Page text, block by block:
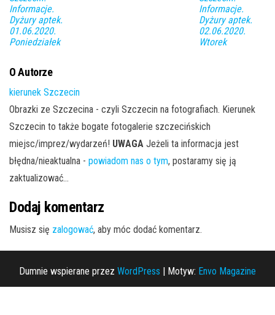
Informacje.
Dyżury aptek.
01.06.2020.
Poniedziałek
Informacje.
Dyżury aptek.
02.06.2020.
Wtorek
O Autorze
kierunek Szczecin
Obrazki ze Szczecina - czyli Szczecin na fotografiach. Kierunek
Szczecin to także bogate fotogalerie szczecińskich
miejsc/imprez/wydarzeń! UWAGA Jeżeli ta informacja jest
błędna/nieaktualna - powiadom nas o tym, postaramy się ją
zaktualizować...
Dodaj komentarz
Musisz się zalogować, aby móc dodać komentarz.
Dumnie wspierane przez WordPress Motyw: Envo Magazine